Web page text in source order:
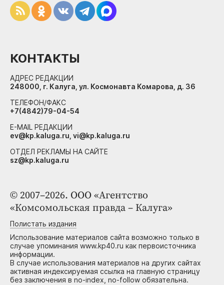
© 2007–2026. ООО «Агентство
«Комсомольская правда – Калуга»
Полистать издания
Использование материалов сайта возможно только в
случае упоминания www.kp40.ru как первоисточника
информации.
В случае использования материалов на других сайтах
активная индексируемая ссылка на главную страницу
без заключения в no-index, no-follow обязательна.
КОНТАКТЫ
АДРЕС РЕДАКЦИИ
248000, г. Калуга, ул. Космонавта Комарова, д. 36
ТЕЛЕФОН/ФАКС
+7(4842)79-04-54
E-MAIL РЕДАКЦИИ
ev@kp.kaluga.ru, vi@kp.kaluga.ru
ОТДЕЛ РЕКЛАМЫ НА САЙТЕ
sz@kp.kaluga.ru